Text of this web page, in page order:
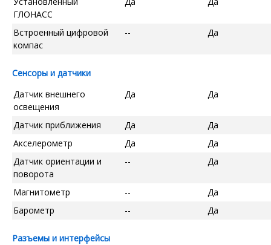
ГЛОНАСС
Встроенный цифровой
компас
-- Да
Сенсоры и датчики
Датчик внешнего
освещения
Да Да
Датчик приближения Да
Да
Акселерометр
Да
Да
Датчик ориентации и
поворота
-- Да
Магнитометр --
Да
Барометр
-- Да
Разъемы и интерфейсы